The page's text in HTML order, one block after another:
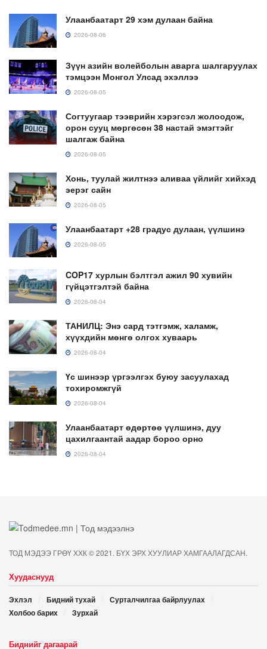
Улаанбаатарт 29 хэм дулаан байна
2026-08-06
Зүүн азийн волейболын аварга шалгаруулах
тэмцээн Монгол Улсад эхэллээ
2026-08-05
Согтуугаар тээврийн хэрэгсэл жолоодож,
орон сууц мөргөсөн 38 настай эмэгтэйг
шалгаж байна
2026-08-05
Хонь, туулай жилтнээ аливаа үйлийг хийхэд
эерэг сайн
2026-08-05
Улаанбаатарт +28 градус дулаан, үүлшинэ
2026-08-05
COP17 хурлын бэлтгэл ажил 90 хувийн
гүйцэтгэлтэй байна
2026-08-04
ТАНИЛЦ: Энэ сард тэтгэмж, халамж,
хүүхдийн мөнгө олгох хуваарь
2026-08-04
Үс шинээр үргээлгэх буюу засуулахад
тохиромжгүй
2026-08-04
Улаанбаатарт өдөртөө үүлшинэ, дуу
цахилгаантай аадар бороо орно
2026-08-04
ТОД МЭДЭЭ ГРӨҮ ХХК © 2021. БҮХ ЭРХ ХУУЛИАР ХАМГААЛАГДСАН.
Хуудаснууд
Эхлэл Бидний тухай
Сурталчилгаа байрлуулах
Холбоо барих
Зурхай
Биднийг дагаарай